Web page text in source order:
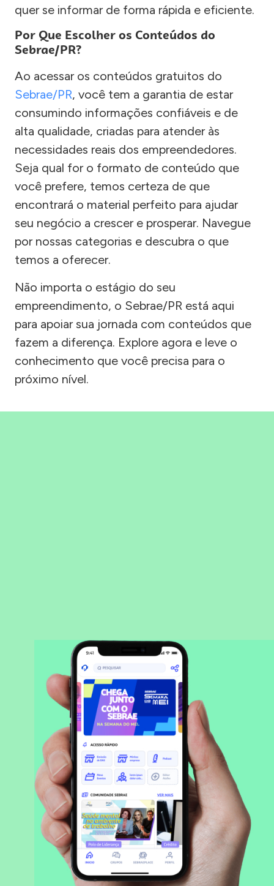
quer se informar de forma rápida e eficiente.
Por Que Escolher os Conteúdos do
Sebrae/PR?
Ao acessar os conteúdos gratuitos do
Sebrae/PR, você tem a garantia de estar
consumindo informações confiáveis e de
alta qualidade, criadas para atender às
necessidades reais dos empreendedores.
Seja qual for o formato de conteúdo que
você prefere, temos certeza de que
encontrará o material perfeito para ajudar
seu negócio a crescer e prosperar. Navegue
por nossas categorias e descubra o que
temos a oferecer.
Não importa o estágio do seu
empreendimento, o Sebrae/PR está aqui
para apoiar sua jornada com conteúdos que
fazem a diferença. Explore agora e leve o
conhecimento que você precisa para o
próximo nível.